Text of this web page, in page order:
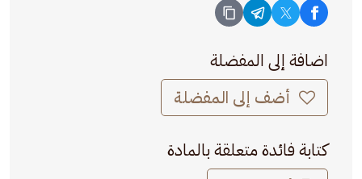
اضافة إلى المفضلة
أضف إلى المفضلة
كتابة فائدة متعلقة بالمادة